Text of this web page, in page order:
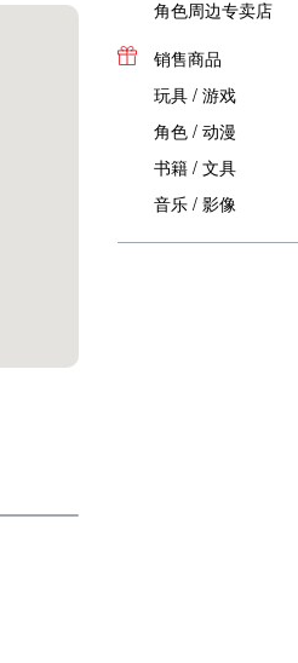
角色周边专卖店
销售商品
玩具 / 游戏
角色 / 动漫
书籍 / 文具
音乐 / 影像